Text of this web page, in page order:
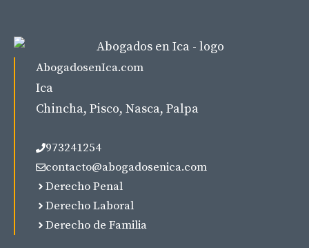
AbogadosenIca.com
Ica
Chincha, Pisco, Nasca, Palpa
973241254
contacto@abogadosenica.com
Derecho Penal
Derecho Laboral
Derecho de Familia